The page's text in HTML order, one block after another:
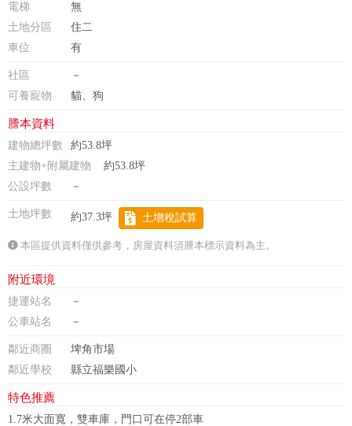
電梯
無
土地分區
住二
車位
有
社區
－
可養寵物
貓、狗
謄本資料
建物總坪數
約53.8坪
主建物+附屬建物
約53.8坪
公設坪數
－
土地坪數 約37.3坪 土增稅試算
本區提供資料僅供參考，房屋資料須謄本標示資料為主。
附近環境
捷運站名
－
公車站名
－
鄰近商圈
埤角市場
鄰近學校
縣立福樂國小
特色推薦
1.7米大面寬，雙車庫，門口可在停2部車